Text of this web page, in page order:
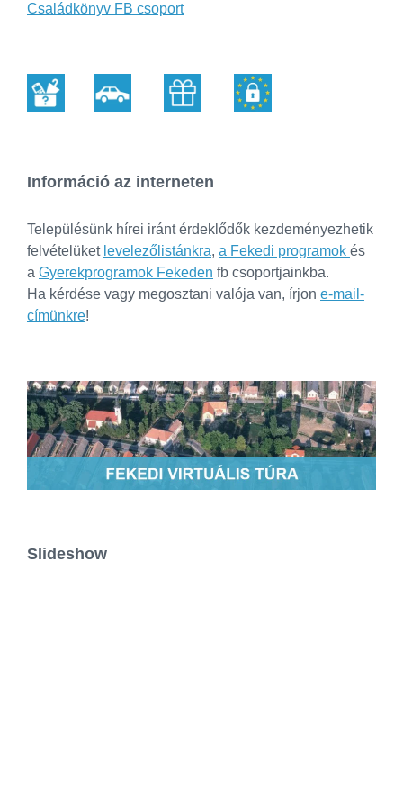
Családkönyv FB csoport
Információ az interneten
Településünk hírei iránt érdeklődők kezdeményezhetik
felvételüket levelezőlistánkra, a Fekedi programok és
a Gyerekprogramok Fekeden fb csoportjainkba.
Ha kérdése vagy megosztani valója van, írjon e-mail-
címünkre!
Slideshow